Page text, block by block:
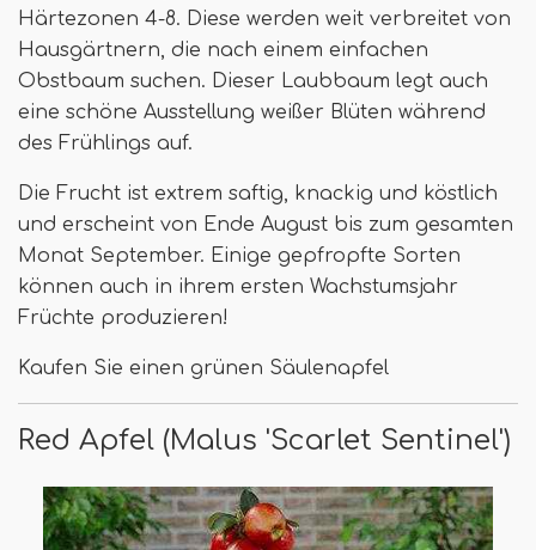
Härtezonen 4-8. Diese werden weit verbreitet von
Hausgärtnern, die nach einem einfachen
Obstbaum suchen. Dieser Laubbaum legt auch
eine schöne Ausstellung weißer Blüten während
des Frühlings auf.
Die Frucht ist extrem saftig, knackig und köstlich
und erscheint von Ende August bis zum gesamten
Monat September. Einige gepfropfte Sorten
können auch in ihrem ersten Wachstumsjahr
Früchte produzieren!
Kaufen Sie einen grünen Säulenapfel
Red Apfel (Malus 'Scarlet Sentinel')